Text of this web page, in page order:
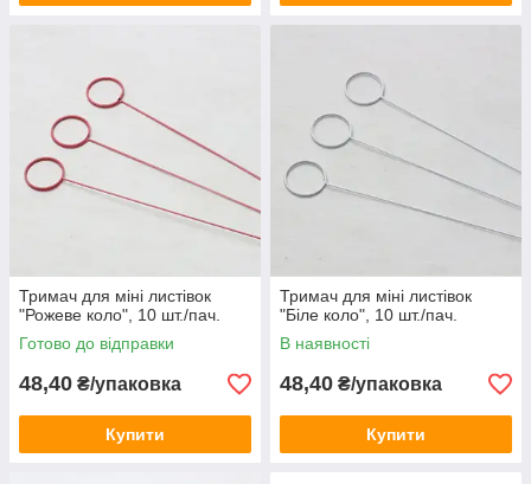
Тримач для міні листівок
"Рожеве коло", 10 шт./пач.
Готово до відправки
48,40 ₴/упаковка
Купити
Тримач для міні листівок
"Біле коло", 10 шт./пач.
В наявності
48,40 ₴/упаковка
Купити